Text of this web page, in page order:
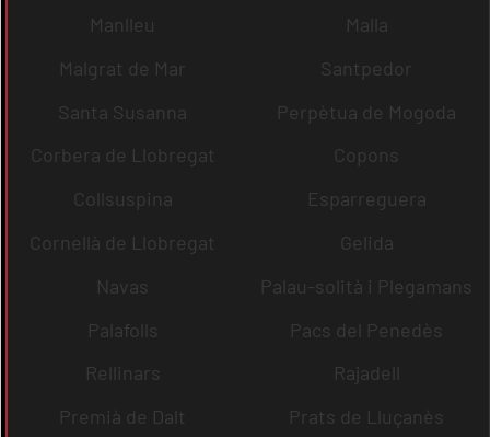
Manlleu
Malla
Malgrat de Mar
Santpedor
Santa Susanna
Perpètua de Mogoda
Corbera de Llobregat
Copons
Collsuspina
Esparreguera
Cornellà de Llobregat
Gelida
Navas
Palau-solità i Plegamans
Palafolls
Pacs del Penedès
Rellinars
Rajadell
Premià de Dalt
Prats de Lluçanès